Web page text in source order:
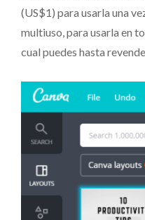
(US$1) para usarla una
multiuso, para usarla en
cual puedes hasta